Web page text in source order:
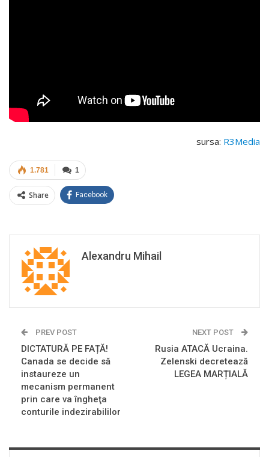
sursa: R3Media
1
1.781
Share Facebook
Alexandru Mihail
PREV POST
DICTATURĂ PE FAȚĂ!
Canada se decide să
instaureze un
mecanism permanent
prin care va îngheţa
conturile indezirabililor
NEXT POST
Rusia ATACĂ Ucraina.
Zelenski decretează
LEGEA MARȚIALĂ